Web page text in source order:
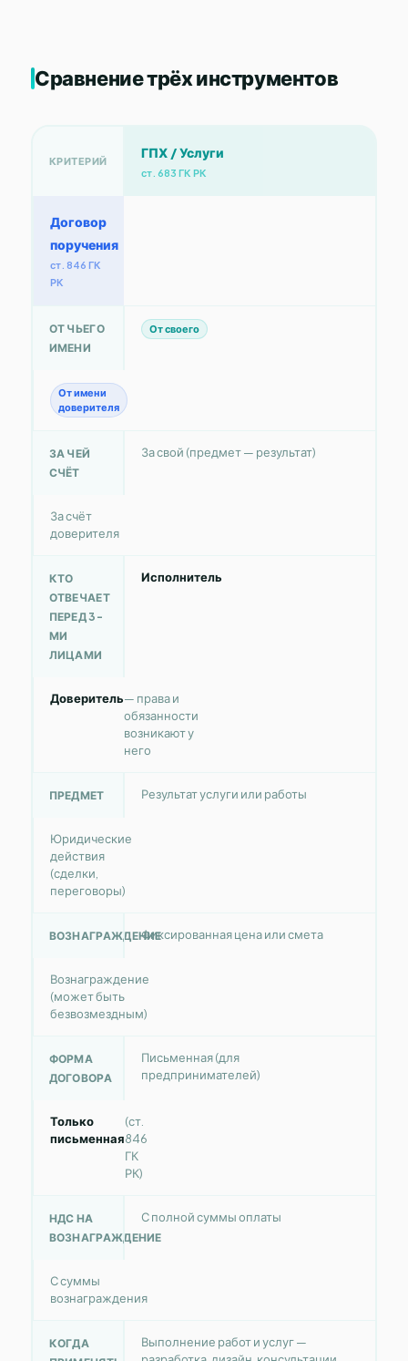
Сравнение трёх инструментов
КРИТЕРИЙ
ГПХ / Услуги
ст. 683 ГК РК
Договор
поручения
ст. 846 ГК
РК
ОТ ЧЬЕГО
ИМЕНИ
От своего
От имени
доверителя
ЗА ЧЕЙ
СЧЁТ
За свой (предмет — результат)
За счёт
доверителя
КТО
ОТВЕЧАЕТ
ПЕРЕД 3-
МИ
ЛИЦАМИ
Исполнитель
Доверитель— права и
обязанности
возникают у
него
ПРЕДМЕТ Результат услуги или работы
Юридические
действия
(сделки,
переговоры)
ВОЗНАГРАЖДЕНИЕФиксированная цена или смета
Вознаграждение
(может быть
безвозмездным)
ФОРМА
ДОГОВОРА
Письменная (для
предпринимателей)
Только
письменная
(ст.
846
ГК
РК)
НДС НА
ВОЗНАГРАЖДЕНИЕ
С полной суммы оплаты
С суммы
вознаграждения
КОГДА
Выполнение работ и услуг —